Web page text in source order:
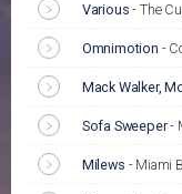
Various - The
Omnimotion -
Mack Walker,
Sofa Sweeper-
Milews - Miami